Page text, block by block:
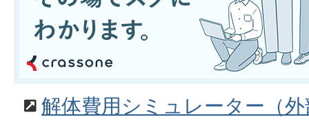
解体費用シミュレーター（